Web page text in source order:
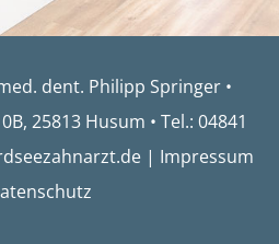
dent. Philipp Springer •
25813 Husum • Tel.: 04841
| Impressum